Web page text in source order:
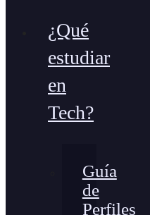
¿Qué
estudiar
en
Tech?
Guía
de
Perfiles